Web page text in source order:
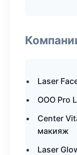
Laser
ООО Pro
Center
макияж
Laser